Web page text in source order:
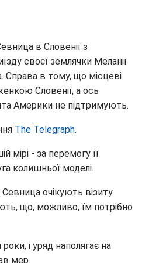
в Словенії з
своєї землячки Меланії
Справа в тому, що місцеві
Словенії, а ось
Америки не підтримують.
The Telegraph.
мірі - за перемогу її
колишньої моделі.
очікують візиту
що, можливо, їм потрібно
і уряд наполягає на
мер.